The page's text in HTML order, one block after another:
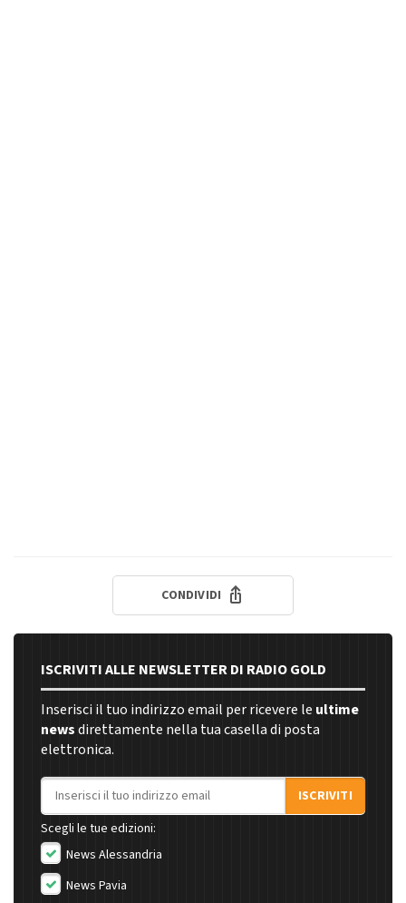
CONDIVIDI
ISCRIVITI ALLE NEWSLETTER DI RADIO GOLD
Inserisci il tuo indirizzo email per ricevere le ultime
newsdirettamente nella tua casella di posta
elettronica.
Indirizzo email
ISCRIVITI
Scegli le tue edizioni:
News Alessandria
News Pavia